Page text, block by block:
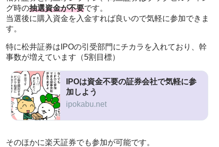
グ時の抽選資金が不要です。
当選後に購入資金を入金すれば良いので気軽に参加できま
す。
特に松井証券はIPOの引受部門にチカラを入れており、幹
事数が増えています（5割目標）
IPOは資金不要の証券会社で気軽に参
加しよう
ipokabu.net
そのほかに楽天証券でも参加が可能です。